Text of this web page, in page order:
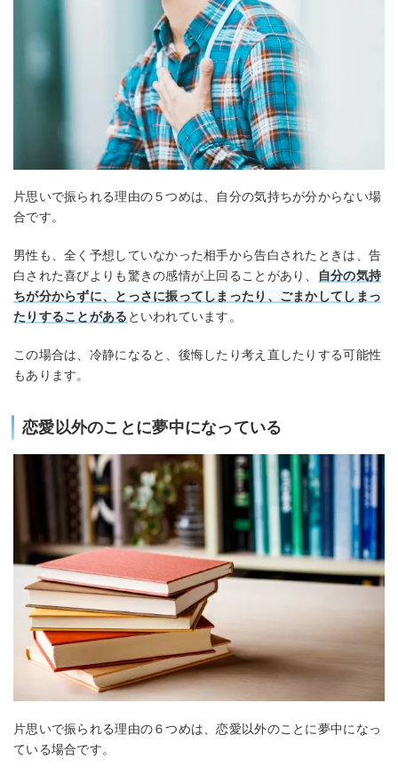
片思いで振られる理由の５つめは、自分の気持ちが分からない場
合です。
男性も、全く予想していなかった相手から告白されたときは、告
白された喜びよりも驚きの感情が上回ることがあり、
自分の気持
ちが分からずに、とっさに振ってしまったり、ごまかしてしまっ
たりすることがある といわれています。
この場合は、冷静になると、後悔したり考え直したりする可能性
もあります。
恋愛以外のことに夢中になっている
片思いで振られる理由の６つめは、恋愛以外のことに夢中になっ
ている場合です。